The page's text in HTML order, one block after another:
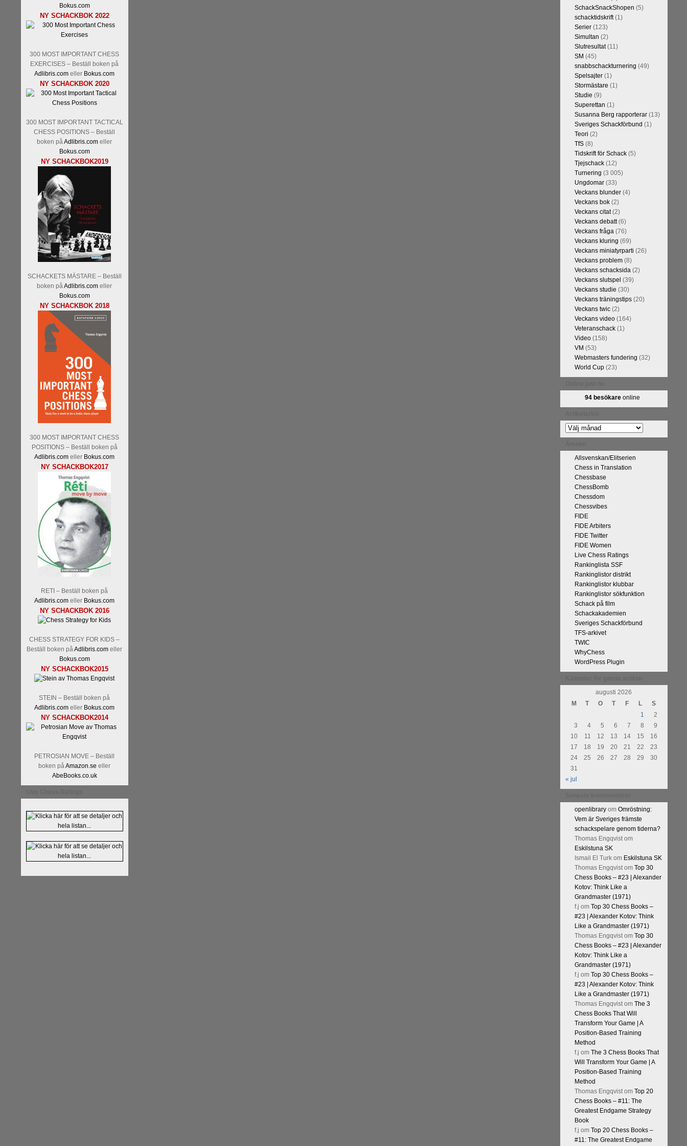
Bokus.com
NY SCHACKBOK 2022
300 MOST IMPORTANT CHESS
EXERCISES – Beställ boken på
Adlibris.com eller Bokus.com
NY SCHACKBOK 2020
300 MOST IMPORTANT TACTICAL
CHESS POSITIONS – Beställ
boken påAdlibris.com eller
Bokus.com
NY SCHACKBOK2019
SCHACKETS MÄSTARE – Beställ
boken påAdlibris.com eller
Bokus.com
NY SCHACKBOK 2018
300 MOST IMPORTANT CHESS
POSITIONS – Beställ boken på
Adlibris.com eller Bokus.com
NY SCHACKBOK2017
RETI – Beställ boken på
Adlibris.com eller Bokus.com
NY SCHACKBOK 2016
CHESS STRATEGY FOR KIDS –
Beställ boken påAdlibris.com eller
Bokus.com
NY SCHACKBOK2015
STEIN – Beställ boken på
Adlibris.com eller Bokus.com
NY SCHACKBOK2014
PETROSIAN MOVE – Beställ
boken påAmazon.se eller
AbeBooks.co.uk
SchackSnackShopen (5)
schacktidskrift(1)
Serier(123)
Simultan (2)
Slutresultat(11)
SM (45)
snabbschackturnering (49)
Spelsajter(1)
Stormästare (1)
Studie (9)
Superettan (1)
Susanna Berg rapporterar(13)
Sveriges Schackförbund (1)
Teori (2)
TfS(8)
Tidskrift för Schack(5)
Tjejschack(12)
Turnering (3 005)
Ungdomar(33)
Veckans blunder(4)
Veckans bok(2)
Veckans citat(2)
Veckans debatt(6)
Veckans fråga(76)
Veckans kluring (69)
Veckans miniatyrparti (26)
Veckans problem(8)
Veckans schacksida(2)
Veckans slutspel (39)
Veckans studie (30)
Veckans träningstips(20)
Veckans twic(2)
Veckans video(164)
Veteranschack(1)
Video(158)
VM (53)
Webmasters fundering (32)
World Cup(23)
94 besökareonline
Artikelarkiv
Allsvenskan/Elitserien
Chess in Translation
Chessbase
ChessBomb
Chessdom
Chessvibes
FIDE
FIDE Arbiters
FIDE Twitter
FIDE Women
Live Chess Ratings
Rankinglista SSF
Rankinglistor distrikt
Rankinglistor klubbar
Rankinglistor sökfunktion
Schack på film
Schackakademien
Sveriges Schackförbund
TFS-arkivet
TWIC
WhyChess
WordPress Plugin
augusti 2026
M
T O T F L
S
1
2
3
4 5 6 7 8
9
10
11 12 13 14 15
16
17
18 19 20 21 22
23
24
25 26 27 28 29
30
31
« jul
openlibraryom Omröstning:
Vem är Sveriges främste
schackspelare genom tiderna?
Thomas Engqvistom
Eskilstuna SK
Ismail El Turkom Eskilstuna SK
Thomas Engqvistom Top 30
Chess Books – #23 | Alexander
Kotov: Think Like a
Grandmaster (1971)
f.j om Top 30 Chess Books –
#23 | Alexander Kotov: Think
Like a Grandmaster (1971)
Thomas Engqvistom Top 30
Chess Books – #23 | Alexander
Kotov: Think Like a
Grandmaster (1971)
f.j om Top 30 Chess Books –
#23 | Alexander Kotov: Think
Like a Grandmaster (1971)
Thomas Engqvistom The 3
Chess Books That Will
Transform Your Game | A
Position-Based Training
Method
f.j om The 3 Chess Books That
Will Transform Your Game | A
Position-Based Training
Method
Thomas Engqvistom Top 20
Chess Books – #11: The
Greatest Endgame Strategy
Book
f.j om Top 20 Chess Books –
#11: The Greatest Endgame